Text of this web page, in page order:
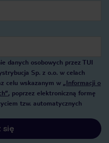
danych osobowych przez TUI
Sp. z o.o. w celach
celu wskazanym w „Informacji o
, poprzez elektroniczną formę
tzw. automatycznych
się